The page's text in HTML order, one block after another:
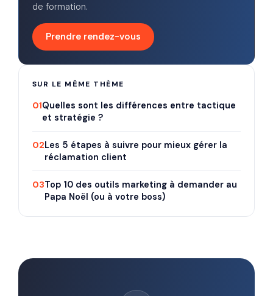
de formation.
Prendre rendez-vous
SUR LE MÊME THÈME
01Quelles sont les différences entre tactique
et stratégie ?
02Les 5 étapes à suivre pour mieux gérer la
réclamation client
03Top 10 des outils marketing à demander au
Papa Noël (ou à votre boss)